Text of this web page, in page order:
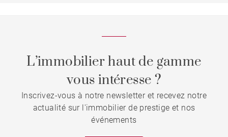
L’immobilier haut de gamme
vous intéresse ?
Inscrivez-vous à notre newsletter et recevez notre
actualité sur l'immobilier de prestige et nos
événements